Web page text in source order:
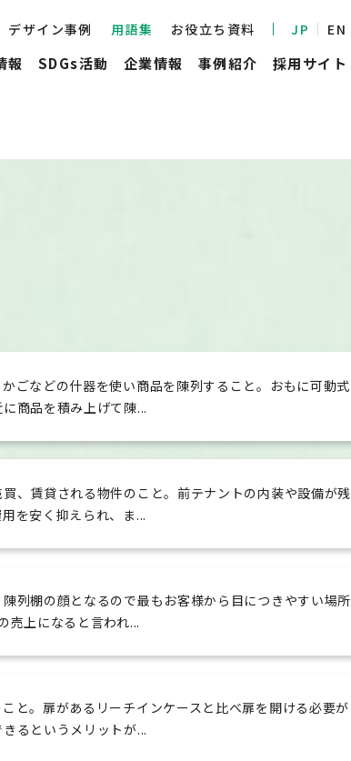
デザイン事例 用語集 お役立ち資料 JP EN
報 SDGs活動 企業情報 事例紹介 採用サイト
ごなどの什器を使い商品を陳列すること。おもに可動式
商品を積み上げて陳...
、賃貸される物件のこと。前テナントの内装や設備が残
を安く抑えられ、ま...
列棚の顔となるので最もお客様から目につきやすい場所
売上になると言われ...
と。扉があるリーチインケースと比べ扉を開ける必要が
るというメリットが...